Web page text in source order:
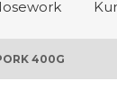
400G